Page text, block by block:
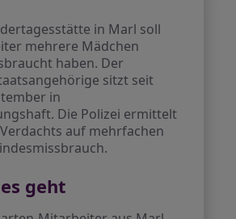
in Marl soll
mehrere Mädchen
haben. Der
sitzt seit
in
Die Polizei ermittelt
auf mehrfachen
geht